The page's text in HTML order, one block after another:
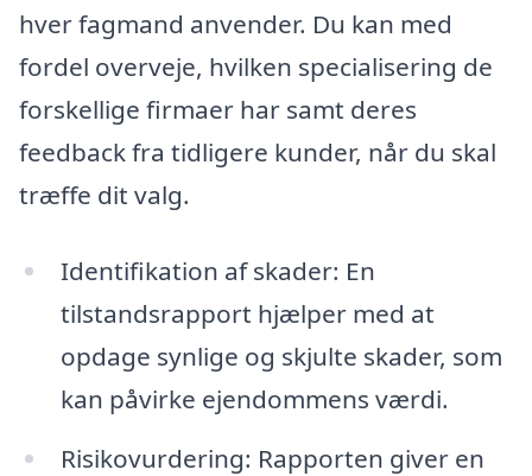
hver fagmand anvender. Du kan med
fordel overveje, hvilken specialisering de
forskellige firmaer har samt deres
feedback fra tidligere kunder, når du skal
træffe dit valg.
Identifikation af skader: En
tilstandsrapport hjælper med at
opdage synlige og skjulte skader, som
kan påvirke ejendommens værdi.
Risikovurdering: Rapporten giver en